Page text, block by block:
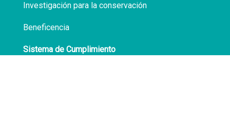
Investigación para la conservación
Beneficencia
Sistema de Cumplimiento